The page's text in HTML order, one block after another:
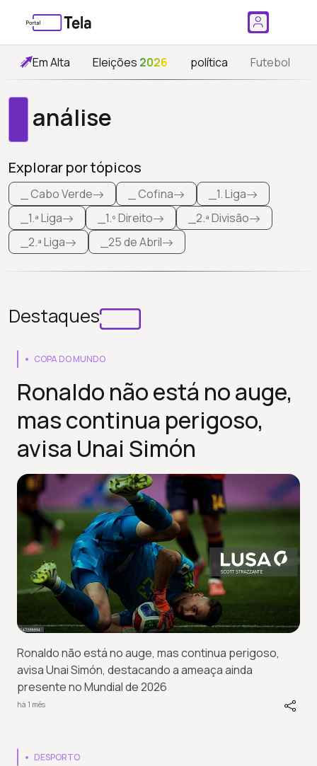
Em Alta Eleições 2026 política Futebol
análise
Explorar por tópicos
_ Cabo Verde _ Cofina
_1. Liga
_1.ª Liga
_1.º Direito
_2.ª Divisão
_2.ª Liga
_25 de Abril
Destaques
COPA DO MUNDO
Ronaldo não está no auge,
mas continua perigoso,
avisa Unai Simón
Ronaldo não está no auge, mas continua perigoso,
avisa Unai Simón, destacando a ameaça ainda
presente no Mundial de 2026
há 1 mês
DESPORTO